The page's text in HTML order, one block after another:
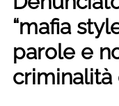
“mafia
parole e
criminalità